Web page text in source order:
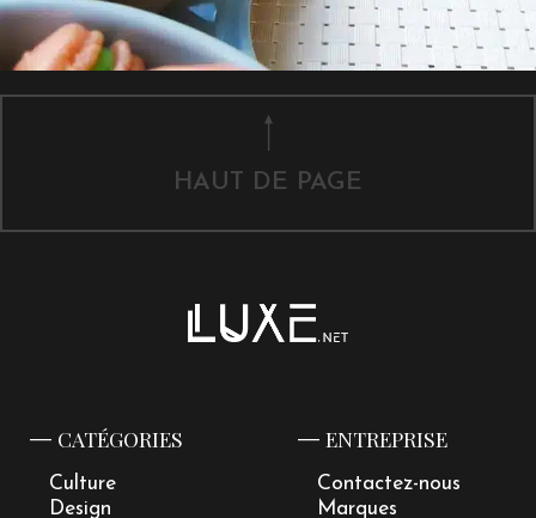
HAUT DE PAGE
CATÉGORIES
Culture
Design
ENTREPRISE
Contactez-nous
Marques